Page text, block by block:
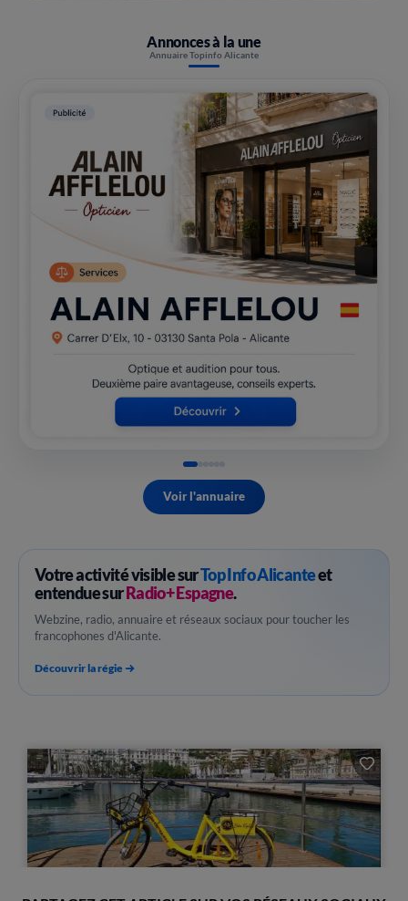
Annonces à la une
Annuaire Topinfo Alicante
Voir l'annuaire
Votre activité visible surTop Info Alicanteet
entendue surRadio+ Espagne.
Webzine, radio, annuaire et réseaux sociaux pour toucher les
francophones d'Alicante.
Découvrir la régie